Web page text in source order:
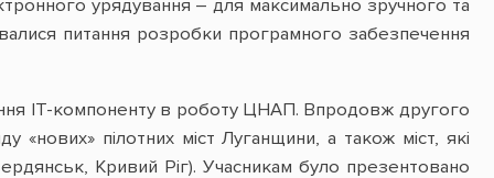
урядування – для максимально зручного та
питання розробки програмного забезпечення
ІТ-компоненту в роботу ЦНАП. Впродовж другого
пілотних міст Луганщини, а також міст, які
Кривий Ріг). Учасникам було презентовано